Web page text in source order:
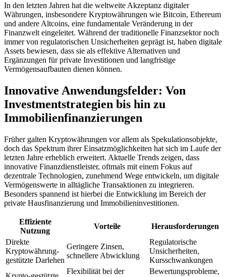
In den letzten Jahren hat die weltweite Akzeptanz digitaler
Währungen, insbesondere Kryptowährungen wie Bitcoin, Ethereum
und andere Altcoins, eine fundamentale Veränderung in der
Finanzwelt eingeleitet. Während der traditionelle Finanzsektor noch
immer von regulatorischen Unsicherheiten geprägt ist, haben digitale
Assets bewiesen, dass sie als effektive Alternativen und
Ergänzungen für private Investitionen und langfristige
Vermögensaufbauten dienen können.
Innovative Anwendungsfelder: Von
Investmentstrategien bis hin zu
Immobilienfinanzierungen
Früher galten Kryptowährungen vor allem als Spekulationsobjekte,
doch das Spektrum ihrer Einsatzmöglichkeiten hat sich im Laufe der
letzten Jahre erheblich erweitert. Aktuelle Trends zeigen, dass
innovative Finanzdienstleister, oftmals mit einem Fokus auf
dezentrale Technologien, zunehmend Wege entwickeln, um digitale
Vermögenswerte in alltägliche Transaktionen zu integrieren.
Besonders spannend ist hierbei die Entwicklung im Bereich der
private Hausfinanzierung und Immobilieninvestitionen.
Effiziente
Nutzung
Vorteile
Herausforderungen
Direkte
Kryptowährung-
gestützte Darlehen
Geringere Zinsen,
schnellere Abwicklung
Regulatorische
Unsicherheiten,
Kursschwankungen
Flexibilität bei der
Bewertungsprobleme,